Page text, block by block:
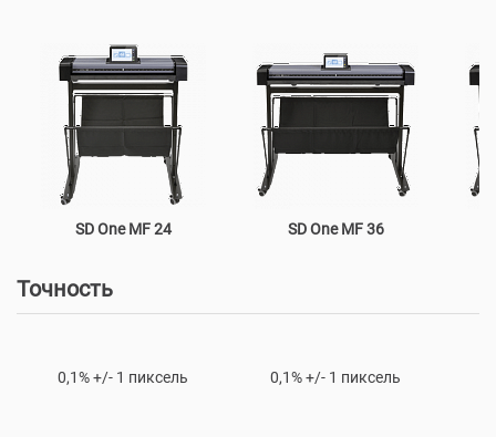
SD One MF 24 SD One MF 36
Точность
0,1% +/- 1 пиксель 0,1% +/- 1 пиксель